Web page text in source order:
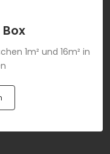
1m² und 16m² in